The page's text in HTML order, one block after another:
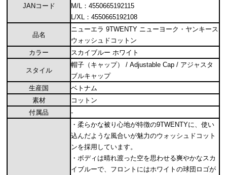
JANコード
M/L：4550665192115
L/XL：4550665192108
品名
ニューエラ 9TWENTY ニューヨーク・ヤンキース
ウォッシュドコットン
カラー
スカイブルー ホワイト
スタイル
帽子（キャップ） / Adjustable Cap / アジャスタ
ブルキャップ
生産国
ベトナム
素材
コットン
付属品
-
・柔らかな被り心地が特徴の9TWENTYに、使い
込んだような風合いが魅力のウォッシュドコット
ンを採用しています。
・ボディは晴れ渡った空を思わせる爽やかなスカ
イブルーで、フロントにはホワイトの球団ロゴが